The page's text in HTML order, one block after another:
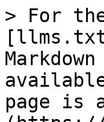
> For
page is